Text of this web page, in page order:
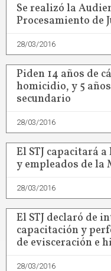
Se realizó la
Procesamiento de
28/03/2016
Piden 14 años de
homicidio, y 5
secundario
28/03/2016
El STJ capacitará
y empleados de la
28/03/2016
El STJ declaró de
capacitación y
de evisceración e
28/03/2016